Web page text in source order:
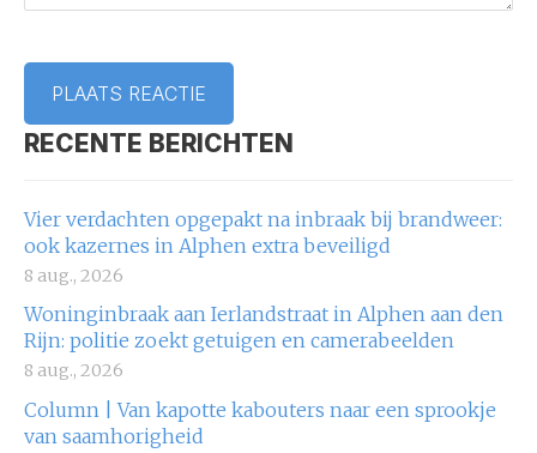
RECENTE BERICHTEN
Vier verdachten opgepakt na inbraak bij brandweer:
ook kazernes in Alphen extra beveiligd
8 aug., 2026
Woninginbraak aan Ierlandstraat in Alphen aan den
Rijn: politie zoekt getuigen en camerabeelden
8 aug., 2026
Column | Van kapotte kabouters naar een sprookje
van saamhorigheid